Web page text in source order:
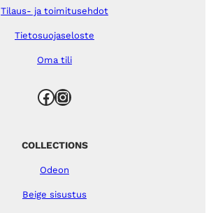
Tilaus- ja toimitusehdot
Tietosuojaseloste
Oma tili
Facebook Instagram
COLLECTIONS
Odeon
Beige sisustus